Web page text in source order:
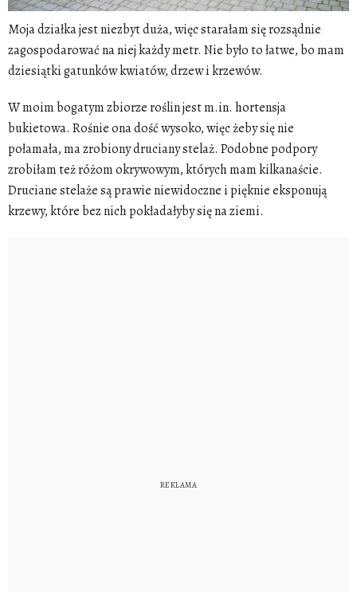
Mojadziałkajest niezbyt duża, więc starałam się rozsądnie
zagospodarować na niej każdy metr. Nie było to łatwe, bo mam
dziesiątki gatunków kwiatów, drzew i krzewów.
W moim bogatym zbiorze roślin jest m.in. hortensja
bukietowa. Rośnie ona dość wysoko, więc żeby się nie
połamała, ma zrobiony druciany stelaż. Podobne podpory
zrobiłam też różom okrywowym, których mam kilkanaście.
Druciane stelaże są prawie niewidoczne i pięknie eksponują
krzewy, które bez nich pokładałyby się na ziemi.